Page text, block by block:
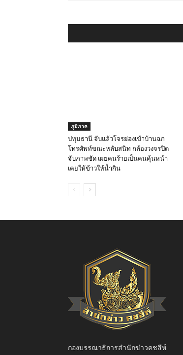
ภูมิภาค
ปทุมธานี จับแล้วโจรย่องเข้าบ้านฉก
โทรศัพท์ขณะหลับสนิท กล้องวงจรปิด
จับภาพชัด เผยคนร้ายเป็นคนคุ้นหน้า
เคยให้ข้าวให้น้ำกิน
กองบรรณาธิการสำนักข่าวคชสีห์